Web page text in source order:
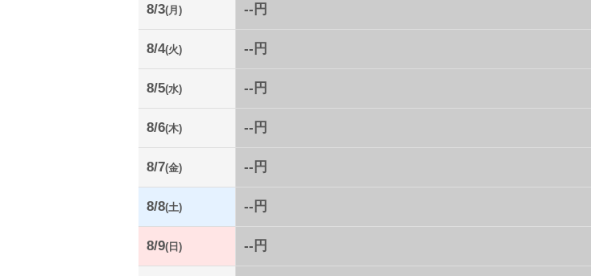
8/3(月) --円
8/4(火) --円
8/5(水) --円
8/6(木) --円
8/7(金) --円
8/8(土) --円
8/9(日) --円